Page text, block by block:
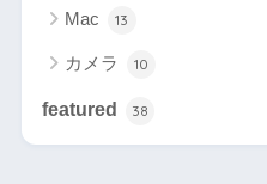
Mac 13
カメラ 10
featured 38